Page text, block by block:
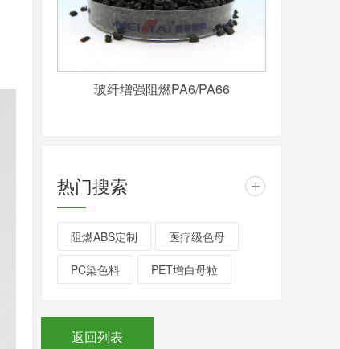
玻纤增强阻燃PA6/PA66
热门搜索 +
阻燃ABS定制 医疗级色母
PC染色料 PET增白母粒
返回列表